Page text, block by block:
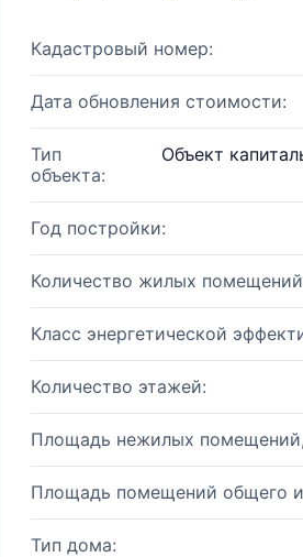
Кадастровый номер:
Дата обновления стоимости:
Тип
объекта:
Объект
Год постройки:
Количество жилых
Класс энергетической
Количество этажей:
Площадь нежилых
Площадь помещений общего
Тип дома: